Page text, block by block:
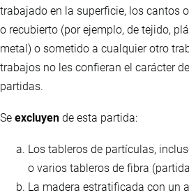
trabajado en la superficie, los cantos
o recubierto (por ejemplo, de tejido,
metal) o sometido a cualquier otro
trabajos no les confieran el carácter
partidas.
Se excluyen de esta partida:
Los tableros de partículas,
o varios tableros de fibra
La madera estratificada con un